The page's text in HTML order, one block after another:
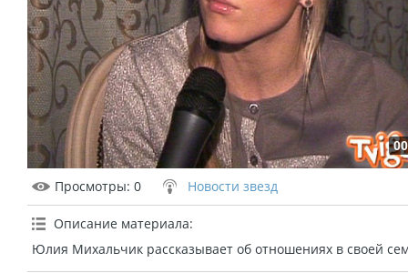
Просмотры: 0 Новости звезд
Описание материала:
Юлия Михальчик рассказывает об отношениях в своей